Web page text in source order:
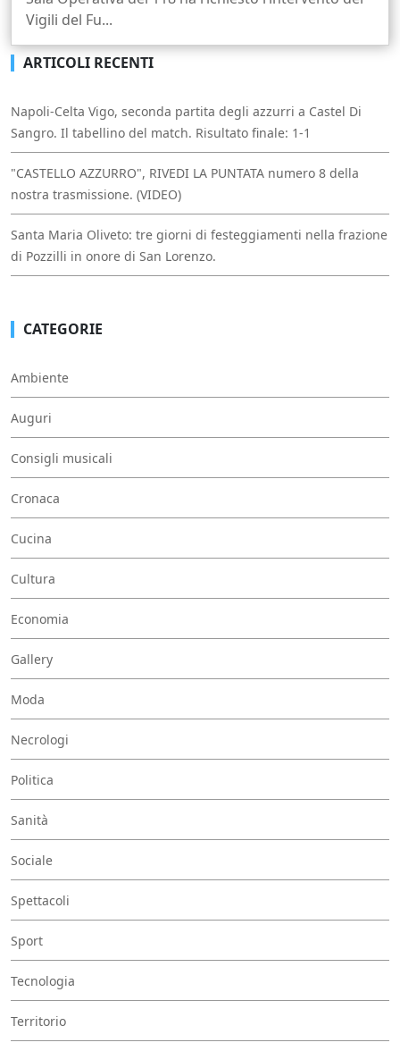
Vigili del Fu...
ARTICOLI RECENTI
Napoli-Celta Vigo, seconda partita degli azzurri a Castel Di
Sangro. Il tabellino del match. Risultato finale: 1-1
"CASTELLO AZZURRO", RIVEDI LA PUNTATA numero 8 della
nostra trasmissione. (VIDEO)
Santa Maria Oliveto: tre giorni di festeggiamenti nella frazione
di Pozzilli in onore di San Lorenzo.
CATEGORIE
Ambiente
Auguri
Consigli musicali
Cronaca
Cucina
Cultura
Economia
Gallery
Moda
Necrologi
Politica
Sanità
Sociale
Spettacoli
Sport
Tecnologia
Territorio